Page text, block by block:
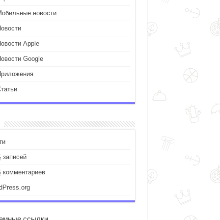
новости
Apple
Google
записей
комментариев